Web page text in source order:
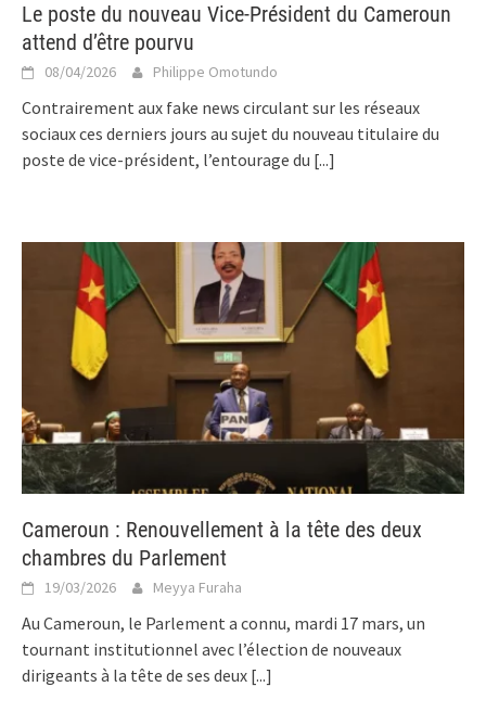
Le poste du nouveau Vice-Président du Cameroun
attend d’être pourvu
08/04/2026 Philippe Omotundo
Contrairement aux fake news circulant sur les réseaux
sociaux ces derniers jours au sujet du nouveau titulaire du
poste de vice-président, l’entourage du [...]
Cameroun : Renouvellement à la tête des deux
chambres du Parlement
19/03/2026 Meyya Furaha
Au Cameroun, le Parlement a connu, mardi 17 mars, un
tournant institutionnel avec l’élection de nouveaux
dirigeants à la tête de ses deux [...]